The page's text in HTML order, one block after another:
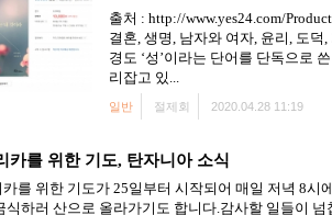
출처 : http://www.yes24.com/
결혼, 생명, 남자와 여자, 윤리, 도
경도 ‘성’이라는 단어를 단독으로
리잡고 있...
일반 절제회 2020.04.28 11:19
카를 위한 기도, 탄자니아 소식
카를 위한 기도가 25일부터 시작되어 매일 저녁 8
식하러 산으로 올라가기도 합니다.감사할 일들이 넘